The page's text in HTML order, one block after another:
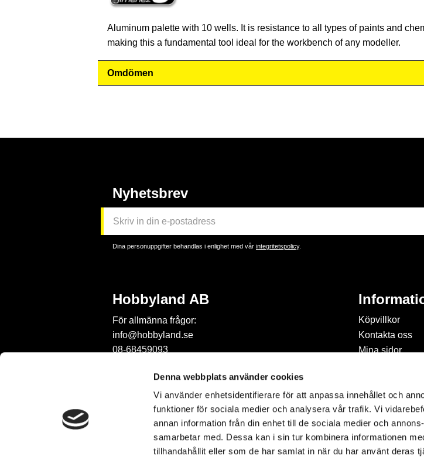
Denna webbplats använder cookies
Vi använder enhetsidentifierare för att anpassa innehållet och
funktioner för sociala medier och analysera vår trafik. Vi
annan information från din enhet till de sociala medier och
samarbetar med. Dessa kan i sin tur kombinera informationen
tillhandahållit eller som de har samlat in när du har använt deras
Aluminum palette with 10 wells. It is resistance to all types of paints and
making this a fundamental tool ideal for the workbench of any modeller.
Omdömen
Nyhetsbrev
Dina personuppgifter behandlas i enlighet med vår integritetspolicy.
Hobbyland AB
För allmänna frågor:
info@hobbyland.se
08-68459093
08-68459093
vardagar mellan 9-11
Köpvillkor
Kontakta oss
Mina sidor
cookies
Inspiration &